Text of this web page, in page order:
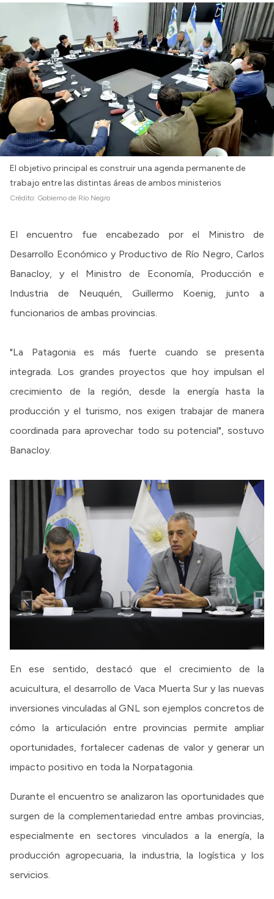
El objetivo principal es construir una agenda permanente de
trabajo entre las distintas áreas de ambos ministerios
Crédito: Gobierno de Río Negro
El encuentro fue encabezado por el Ministro de
Desarrollo Económico y Productivo de Río Negro, Carlos
Banacloy, y el Ministro de Economía, Producción e
Industria de Neuquén, Guillermo Koenig, junto a
funcionarios de ambas provincias.
"La Patagonia es más fuerte cuando se presenta
integrada. Los grandes proyectos que hoy impulsan el
crecimiento de la región, desde la energía hasta la
producción y el turismo, nos exigen trabajar de manera
coordinada para aprovechar todo su potencial", sostuvo
Banacloy.
En ese sentido, destacó que el crecimiento de la
acuicultura, el desarrollo de Vaca Muerta Sur y las nuevas
inversiones vinculadas al GNL son ejemplos concretos de
cómo la articulación entre provincias permite ampliar
oportunidades, fortalecer cadenas de valor y generar un
impacto positivo en toda la Norpatagonia.
Durante el encuentro se analizaron las oportunidades que
surgen de la complementariedad entre ambas provincias,
especialmente en sectores vinculados a la energía, la
producción agropecuaria, la industria, la logística y los
servicios.